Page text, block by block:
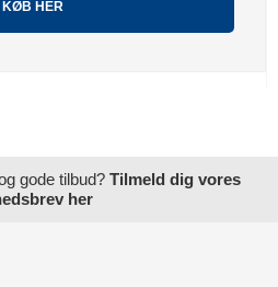
KØB HER
gode tilbud? Tilmeld dig vores
her